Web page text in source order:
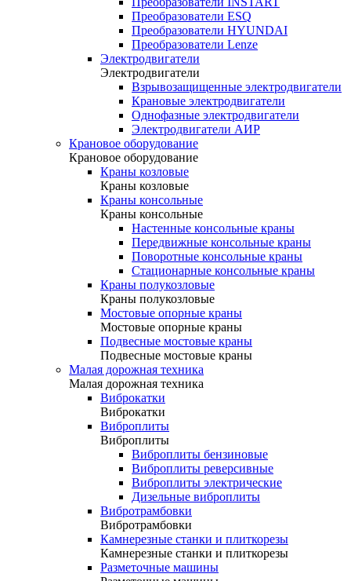
Преобразователи ESQ
Преобразователи HYUNDAI
Преобразователи Lenze
Электродвигатели
Электродвигатели
Взрывозащищенные электродвигатели
Крановые электродвигатели
Однофазные электродвигатели
Электродвигатели АИР
Крановое оборудование
Крановое оборудование
Краны козловые
Краны козловые
Краны консольные
Краны консольные
Настенные консольные краны
Передвижные консольные краны
Поворотные консольные краны
Стационарные консольные краны
Краны полукозловые
Краны полукозловые
Мостовые опорные краны
Мостовые опорные краны
Подвесные мостовые краны
Подвесные мостовые краны
Малая дорожная техника
Малая дорожная техника
Виброкатки
Виброкатки
Виброплиты
Виброплиты
Виброплиты бензиновые
Виброплиты реверсивные
Виброплиты электрические
Дизельные виброплиты
Вибротрамбовки
Вибротрамбовки
Камнерезные станки и плиткорезы
Камнерезные станки и плиткорезы
Разметочные машины